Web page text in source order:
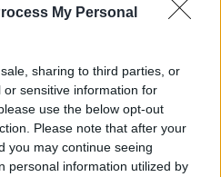
My Personal
sharing to third parties, or
sensitive information for
use the below opt-out
Please note that after your
you may continue seeing
personal information utilized by
ελέγχου των σχολίων, τα
τους.